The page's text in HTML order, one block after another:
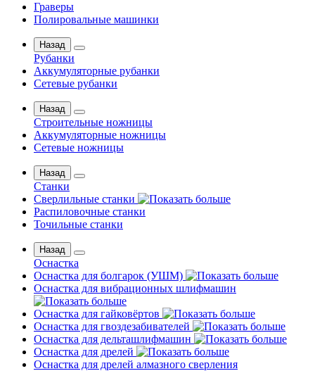
Граверы
Полировальные машинки
Назад
Рубанки
Аккумуляторные рубанки
Сетевые рубанки
Назад
Строительные ножницы
Аккумуляторные ножницы
Сетевые ножницы
Назад
Станки
Сверлильные станки
Распиловочные станки
Точильные станки
Назад
Оснастка
Оснастка для болгарок (УШМ)
Оснастка для вибрационных шлифмашин
Оснастка для гайковёртов
Оснастка для гвоздезабивателей
Оснастка для дельташлифмашин
Оснастка для дрелей
Оснастка для дрелей алмазного сверления